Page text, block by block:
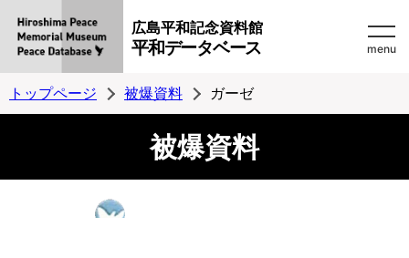
広島平和記念資料館
平和データベース menu
トップページ 被爆資料 ガーゼ
被爆資料